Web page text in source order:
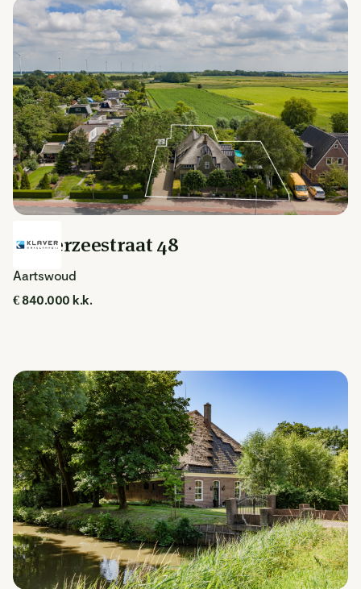
Zuiderzeestraat 48
Aartswoud
€ 840.000 k.k.